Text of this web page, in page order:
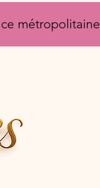
métropolitaine